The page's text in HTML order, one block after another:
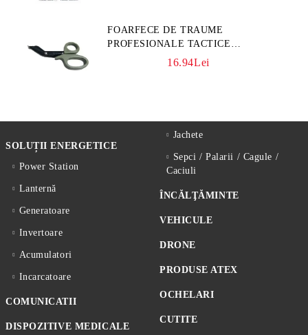
FOARFECE DE TRAUME
PROFESIONALE TACTICE
CULOARE KAKI16.94Lei
SOLUȚII ENERGETICE
Power Station
Lanternă
Generatoare
Invertoare
Acumulatori
Incarcatoare
COMUNICATII
DISPOZITIVE MEDICALE
Jachete
Sepci / Palarii / Cagule /
Caciuli
ÎNCĂLŢĂMINTE
VEHICULE
DRONE
PRODUSE ATEX
OCHELARI
CUTITE